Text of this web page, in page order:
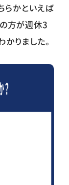
らかといえば
方が週休3
りました。